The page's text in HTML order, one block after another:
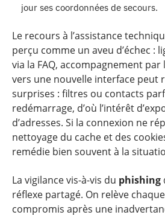
jour ses coordonnées de secours.
Le recours à l’assistance
perçu comme un aveu d’échec :
via la FAQ, accompagnement par
vers une nouvelle interface peut
surprises : filtres ou contacts
redémarrage, d’où l’intérêt
d’adresses. Si la connexion ne
nettoyage du cache et des
remédie bien souvent à la
La vigilance vis-à-vis du phishing
réflexe partagé. On relève
compromis après une